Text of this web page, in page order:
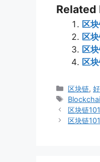
Related
区
区
区
区
区块链,
Tags
区块链
区块链